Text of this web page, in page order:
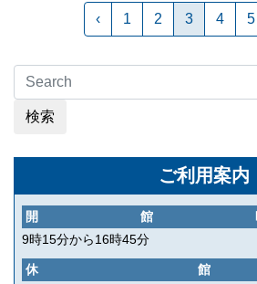
‹ 1 2 3 4 5
検索
ご利用案内
開館
9時15分から16時45分
休